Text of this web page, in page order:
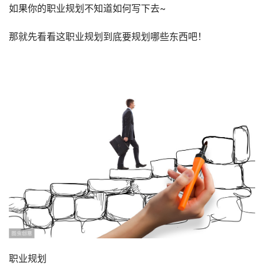
如果你的职业规划不知道如何写下去~
那就先看看这职业规划到底要规划哪些东西吧！
职业规划